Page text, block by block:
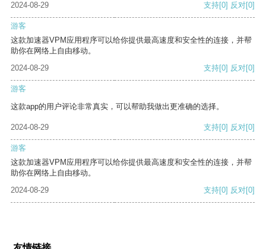
2024-08-29
支持[0] 反对[0]
游客
这款加速器VPM应用程序可以给你提供最高速度和安全性的连接，并帮
助你在网络上自由移动。
2024-08-29
支持[0] 反对[0]
游客
这款app的用户评论非常真实，可以帮助我做出更准确的选择。
2024-08-29 支持[0] 反对[0]
游客
这款加速器VPM应用程序可以给你提供最高速度和安全性的连接，并帮
助你在网络上自由移动。
2024-08-29
支持[0] 反对[0]